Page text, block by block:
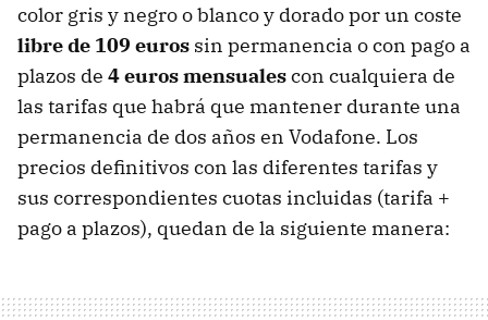
color gris y negro o blanco y dorado por un coste
libre de 109 euros sin permanencia o con pago a
plazos de 4 euros mensualescon cualquiera de
las tarifas que habrá que mantener durante una
permanencia de dos años en Vodafone. Los
precios definitivos con las diferentes tarifas y
sus correspondientes cuotas incluidas (tarifa +
pago a plazos), quedan de la siguiente manera: